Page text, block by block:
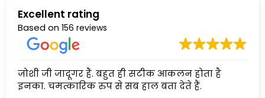
Excellent rating
Based on 156 reviews
जोशी जी जादूगर हैं. बहुत ही सटीक आकलन होता है
इनका. चमत्कारिक रुप से सब हाल बता देते हैं.